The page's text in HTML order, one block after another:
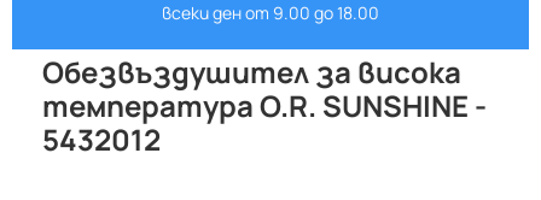
всеки ден от 9.00 до 18.00
Обезвъздушител за висока
температура O.R. SUNSHINE -
5432012